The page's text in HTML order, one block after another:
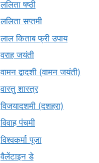
ललिता षष्ठी
ललिता सप्तमी
लाल किताब फ्री उपाय
वराह जयंती
वामन द्वादशी (वामन जयंती)
वास्तु शास्त्र
विजयादशमी (दशहरा)
विवाह पंचमी
विश्वकर्मा पूजा
वैलेंटाइन डे